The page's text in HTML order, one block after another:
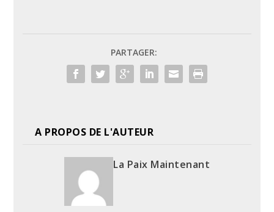
PARTAGER:
A PROPOS DE L'AUTEUR
La Paix Maintenant